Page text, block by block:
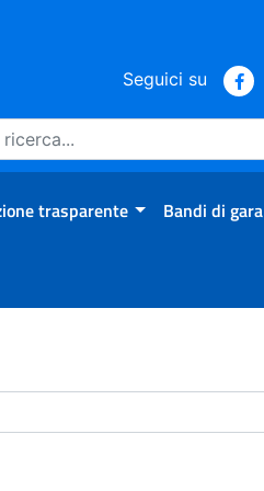
Seguici su
trasparente Bandi di gara